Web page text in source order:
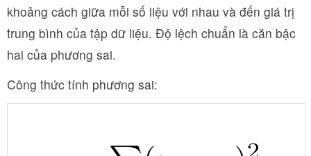
khoảng cách giữa mỗi số liệu với nhau và đến giá trị
trung bình của tập dữ liệu. Độ lệch chuẩn là căn bậc
hai của phương sai.
Công thức tính phương sai: